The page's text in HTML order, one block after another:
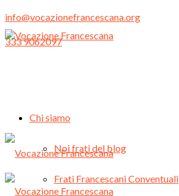
info@vocazionefrancescana.org
333 9062097
Chi siamo
Noi frati del blog
Frati Francescani Conventuali